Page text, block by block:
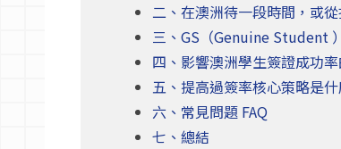
二、在澳洲待一段時間，或
三、GS（Genuine Student
四、影響澳洲學生簽證成功
五、提高過簽率核心策略是什
六、常見問題 FAQ
七、總結